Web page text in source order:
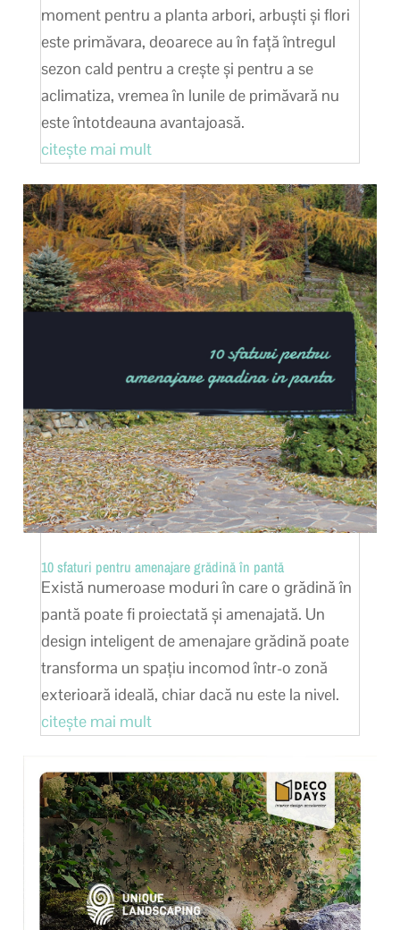
moment pentru a planta arbori, arbuști și flori
este primăvara, deoarece au în față întregul
sezon cald pentru a crește și pentru a se
aclimatiza, vremea în lunile de primăvară nu
este întotdeauna avantajoasă.
citește mai mult
10 sfaturi pentru amenajare grădină în pantă
Există numeroase moduri în care o grădină în
pantă poate fi proiectată și amenajată. Un
design inteligent de amenajare grădină poate
transforma un spațiu incomod într-o zonă
exterioară ideală, chiar dacă nu este la nivel.
citește mai mult